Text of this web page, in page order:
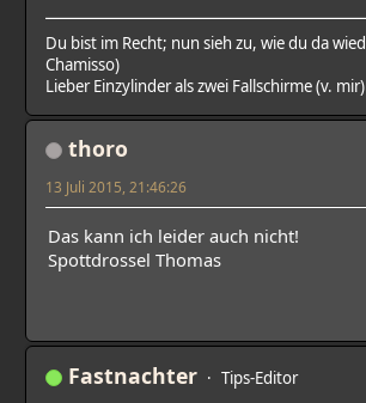
Du bist im Recht; nun sieh zu, wie du da
Chamisso)
Lieber Einzylinder als zwei Fallschirme (v. mir)
thoro
13 Juli 2015, 21:46:26
Das kann ich leider auch nicht!
Spottdrossel Thomas
Fastnachter Tips-Editor